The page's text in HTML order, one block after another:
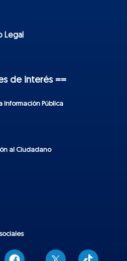
Legal
de interés ==
Información Pública
al Ciudadano
T